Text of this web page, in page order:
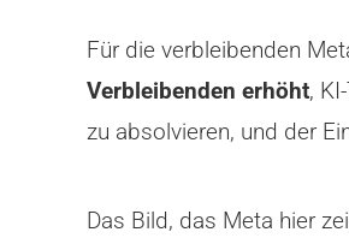
Für die verbleibenden
Verbleibenden erhöht,
zu absolvieren, und der
Das Bild, das Meta hier